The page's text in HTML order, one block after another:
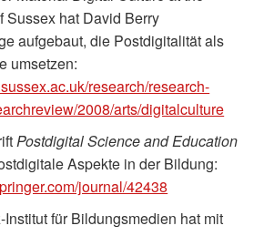
Sussex hat David Berry
aufgebaut, die Postdigitalität als
umsetzen:
research/research-
2008/arts/digitalculture
Postdigital Science and Education
Aspekte in der Bildung:
journal/42438
für Bildungsmedien hat mit